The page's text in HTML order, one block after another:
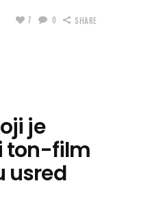
7 0 SHARE
je
ton-film
usred